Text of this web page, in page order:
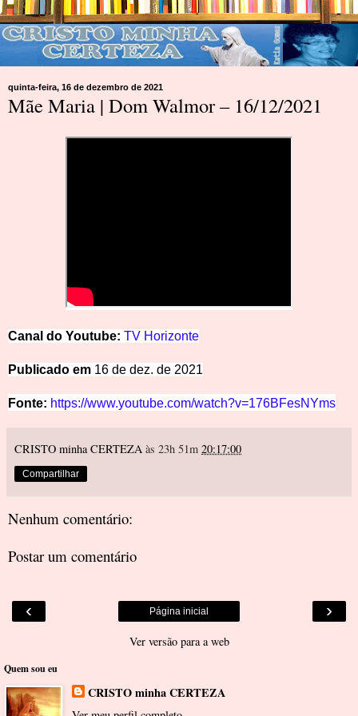
quinta-feira, 16 de dezembro de 2021
Mãe Maria | Dom Walmor – 16/12/2021
Canal do Youtube: TV Horizonte
Publicado em 16 de dez. de 2021
Fonte: https://www.youtube.com/watch?v=176BFesNYms
CRISTO minha CERTEZA às 23h 51m 20:17:00
Compartilhar
Nenhum comentário:
Postar um comentário
‹ ›
Página inicial
Ver versão para a web
Quem sou eu
CRISTO minha CERTEZA